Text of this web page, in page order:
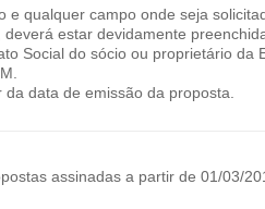
e qualquer campo onde seja
estar devidamente
Social do sócio ou proprietário da
data de emissão da proposta.
assinadas a partir de 01/03/